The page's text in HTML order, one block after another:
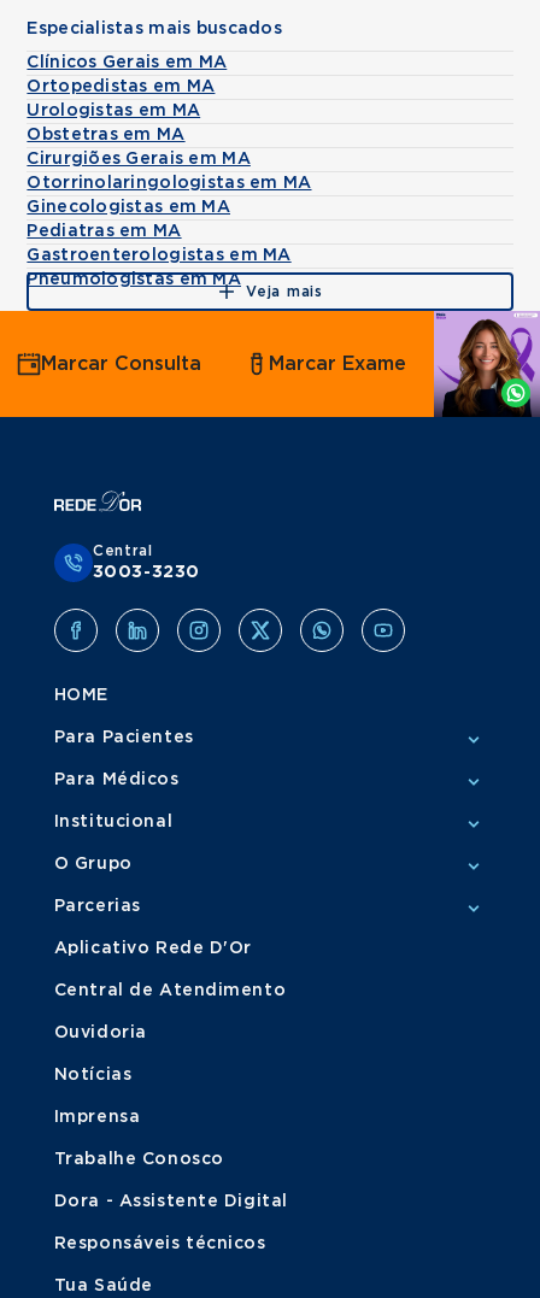
Especialistas mais buscados
Clínicos Gerais em MA
Ortopedistas em MA
Urologistas em MA
Obstetras em MA
Cirurgiões Gerais em MA
Otorrinolaringologistas em MA
Ginecologistas em MA
Pediatras em MA
Gastroenterologistas em MA
Pneumologistas em MA
Veja mais
Agende
por
Whatsapp
Marcar Consulta Marcar Exame
Central
3003-3230
HOME
Para Pacientes
Para Médicos
Institucional
O Grupo
Parcerias
Aplicativo Rede D'Or
Central de Atendimento
Ouvidoria
Notícias
Imprensa
Trabalhe Conosco
Dora - Assistente Digital
Responsáveis técnicos
Tua Saúde